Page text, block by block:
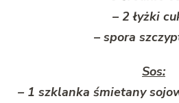
– 2 łyżki
– spora
Sos:
– 1 szklanka śmietany